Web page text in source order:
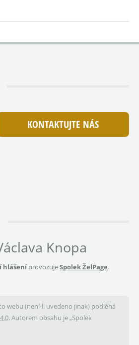
KONTAKTUJTE NÁS
Knopa
hlášeníprovozujeSpolek ŽelPage.
webu (není-li uvedeno jinak) podléhá
. Autorem obsahu je „Spolek